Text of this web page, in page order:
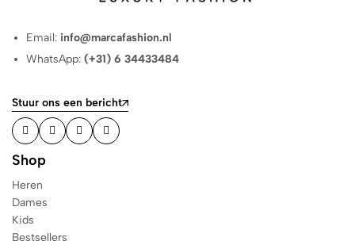
Email: info@marcafashion.nl
WhatsApp:(+31) 6 34433484
Stuur ons een bericht
Shop
Heren
Dames
Kids
Bestsellers